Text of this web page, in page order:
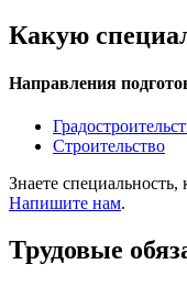
Какую
Направления
Строительство
Знаете
Напишите нам.
Трудовые